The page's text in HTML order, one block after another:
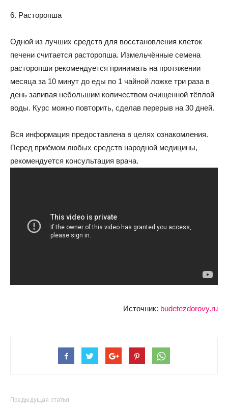
6. Расторопша
Одной из лучших средств для восстановления клеток
печени считается расторопша. Измельчённые семена
расторопши рекомендуется принимать на протяжении
месяца за 10 минут до еды по 1 чайной ложке три раза в
день запивая небольшим количеством очищенной тёплой
воды. Курс можно повторить, сделав перерыв на 30 дней.
Вся информация предоставлена в целях ознакомления.
Перед приёмом любых средств народной медицины,
рекомендуется консультация врача.
Источник: budetezdorovy.ru
Предыдущая статья